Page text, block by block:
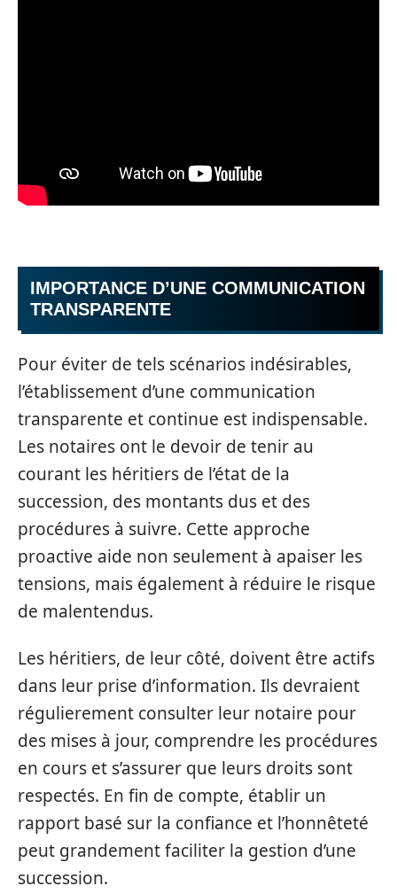
IMPORTANCE D’UNE COMMUNICATION
TRANSPARENTE
Pour éviter de tels scénarios indésirables,
l’établissement d’une communication
transparente et continue est indispensable.
Les notaires ont le devoir de tenir au
courant les héritiers de l’état de la
succession, des montants dus et des
procédures à suivre. Cette approche
proactive aide non seulement à apaiser les
tensions, mais également à réduire le risque
de malentendus.
Les héritiers, de leur côté, doivent être actifs
dans leur prise d’information. Ils devraient
régulierement consulter leur notaire pour
des mises à jour, comprendre les procédures
en cours et s’assurer que leurs droits sont
respectés. En fin de compte, établir un
rapport basé sur la confiance et l’honnêteté
peut grandement faciliter la gestion d’une
succession.